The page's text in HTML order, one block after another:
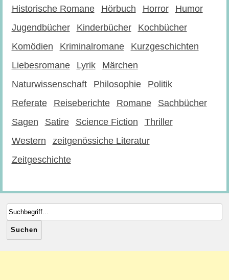
Historische Romane
Hörbuch Horror
Humor
Jugendbücher
Kinderbücher
Kochbücher
Komödien
Kriminalromane
Kurzgeschichten
Liebesromane
Lyrik
Märchen
Naturwissenschaft
Philosophie
Politik
Referate
Reiseberichte Romane
Sachbücher
Sagen
Satire Science Fiction
Thriller
Western
zeitgenössiche Literatur
Zeitgeschichte